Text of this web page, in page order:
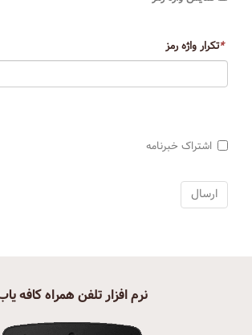
*تکرار واژه رمز
اشتراک خبرنامه
نرم افزار تلفن همراه کافه